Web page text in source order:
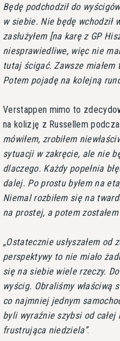
Będę podchodził do
w siebie. Nie będę wchodził
zasłużyłem [na karę z GP
niesprawiedliwe, więc nie
tutaj ścigać. Zawsze
Potem pojadę na kolejną
Verstappen mimo to
na kolizję z Russellem
mówiłem, zrobiłem
sytuacji w zakręcie, ale nie
dlaczego. Każdy popełnia
dalej. Po prostu byłem na
Niemal rozbiłem się na
na prostej, a potem
Ostatecznie usłyszałem od
perspektywy to nie miało
się na siebie wiele rzeczy.
wyścig. Obraliśmy
co najmniej jednym
byli wyraźnie szybsi od całej
frustrująca niedziela .